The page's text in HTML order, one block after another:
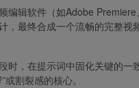
编辑软件（如Adobe
，最终合成一个流畅的完整视频
时，在提示词中固化关键的
割裂感的核心。